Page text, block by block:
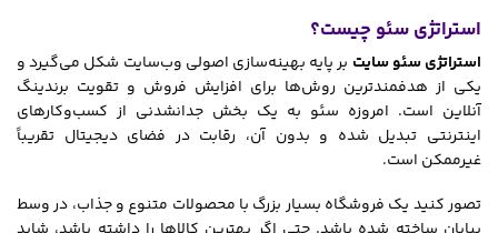
استراتژی سئو چیست؟
استراتژی سئو سایت بر پایه بهینه‌سازی اصولی وب‌سایت شکل می‌گیرد و
یکی از هدفمندترین روش‌ها برای افزایش فروش و تقویت برندینگ
آنلاین است. امروزه سئو به یک بخش جدانشدنی از کسب‌وکارهای
اینترنتی تبدیل شده و بدون آن، رقابت در فضای دیجیتال تقریباً
غیرممکن است.
تصور کنید یک فروشگاه بسیار بزرگ با محصولات متنوع و جذاب، در وسط